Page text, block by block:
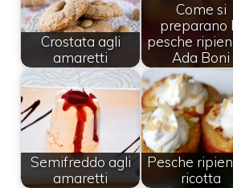
Crostata agli
amaretti
Come si
preparano
pesche
Ada Boni
Semifreddo agli
amaretti
Pesche
ricotta